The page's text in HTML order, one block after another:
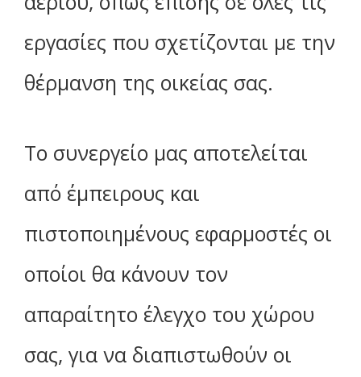
εργασίες που σχετίζονται με την
θέρμανση της οικείας σας.
Το συνεργείο μας αποτελείται
από έμπειρους και
πιστοποιημένους εφαρμοστές οι
οποίοι θα κάνουν τον
απαραίτητο έλεγχο του χώρου
σας, για να διαπιστωθούν οι